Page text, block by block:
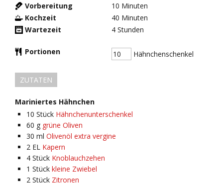
Vorbereitung 10 Minuten
Kochzeit
40 Minuten
Wartezeit
4 Stunden
Portionen Hähnchenschenkel
ZUTATEN
Mariniertes Hähnchen
10 Stück Hähnchenunterschenkel
60 g grüne Oliven
30 ml Olivenöl extra vergine
2 EL Kapern
4 Stück Knoblauchzehen
1 Stück kleine Zwiebel
2 Stück Zitronen